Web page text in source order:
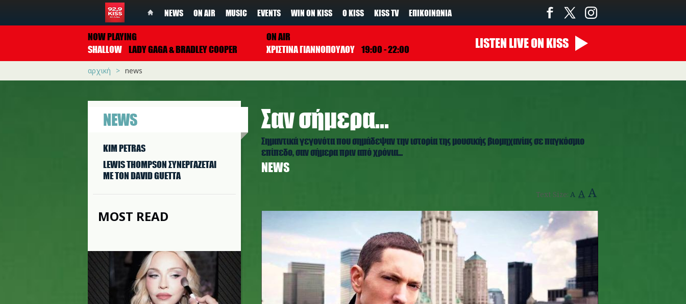
NEWS ON AIR MUSIC EVENTS WIN ON KISS Ο KISS KISS TV ΕΠΙΚΟΙΝΩΝΊΑ
NOW PLAYING
SHALLOW LADY GAGA & BRADLEY COOPER
ON AIR
ΧΡΙΣΤΙΝΑ ΓΙΑΝΝΟΠΟΥΛΟΥ 19:00 - 22:00 LISTEN LIVEON KISS
αρχική news
NEWS
KIM PETRAS
LEWIS THOMPSON ΣΥΝΕΡΓAΖΕΤΑΙ
ΜΕ ΤΟΝ DAVID GUETTA
MOST READ
Σαν σήμερα...
Σημαντικά γεγονότα που σημάδεψαν την ιστορία της μουσικής βιομηχανίας σε παγκόσμιο
επίπεδο, σαν σήμερα πριν από χρόνια...
NEWS
Text Size: A A A
eminem_8.jpg